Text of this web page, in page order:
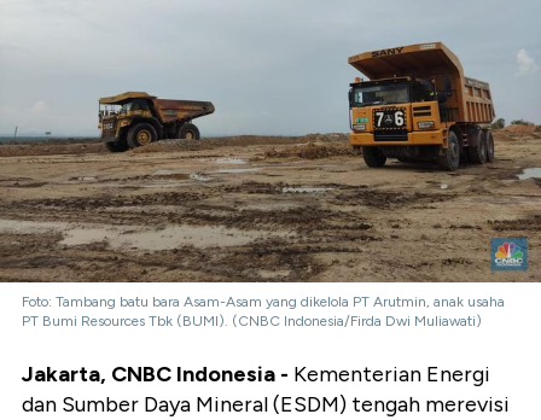
Foto: Tambang batu bara Asam-Asam yang dikelola PT Arutmin, anak usaha
PT Bumi Resources Tbk (BUMI). (CNBC Indonesia/Firda Dwi Muliawati)
Jakarta, CNBC Indonesia - Kementerian Energi
dan Sumber Daya Mineral (ESDM) tengah merevisi